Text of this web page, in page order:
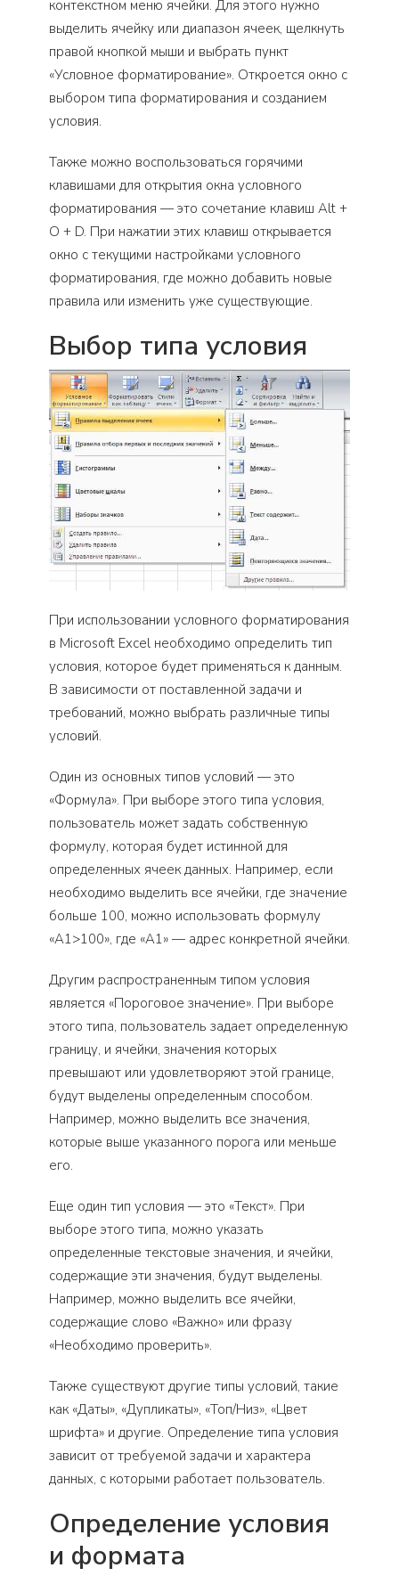
контекстном меню ячейки. Для этого нужно
выделить ячейку или диапазон ячеек, щелкнуть
правой кнопкой мыши и выбрать пункт
«Условное форматирование». Откроется окно с
выбором типа форматирования и созданием
условия.
Также можно воспользоваться горячими
клавишами для открытия окна условного
форматирования — это сочетание клавиш Alt +
O + D. При нажатии этих клавиш открывается
окно с текущими настройками условного
форматирования, где можно добавить новые
правила или изменить уже существующие.
Выбор типа условия
При использовании условного форматирования
в Microsoft Excel необходимо определить тип
условия, которое будет применяться к данным.
В зависимости от поставленной задачи и
требований, можно выбрать различные типы
условий.
Один из основных типов условий — это
«Формула». При выборе этого типа условия,
пользователь может задать собственную
формулу, которая будет истинной для
определенных ячеек данных. Например, если
необходимо выделить все ячейки, где значение
больше 100, можно использовать формулу
«A1>100», где «A1» — адрес конкретной ячейки.
Другим распространенным типом условия
является «Пороговое значение». При выборе
этого типа, пользователь задает определенную
границу, и ячейки, значения которых
превышают или удовлетворяют этой границе,
будут выделены определенным способом.
Например, можно выделить все значения,
которые выше указанного порога или меньше
его.
Еще один тип условия — это «Текст». При
выборе этого типа, можно указать
определенные текстовые значения, и ячейки,
содержащие эти значения, будут выделены.
Например, можно выделить все ячейки,
содержащие слово «Важно» или фразу
«Необходимо проверить».
Также существуют другие типы условий, такие
как «Даты», «Дупликаты», «Топ/Низ», «Цвет
шрифта» и другие. Определение типа условия
зависит от требуемой задачи и характера
данных, с которыми работает пользователь.
Определение условия
и формата